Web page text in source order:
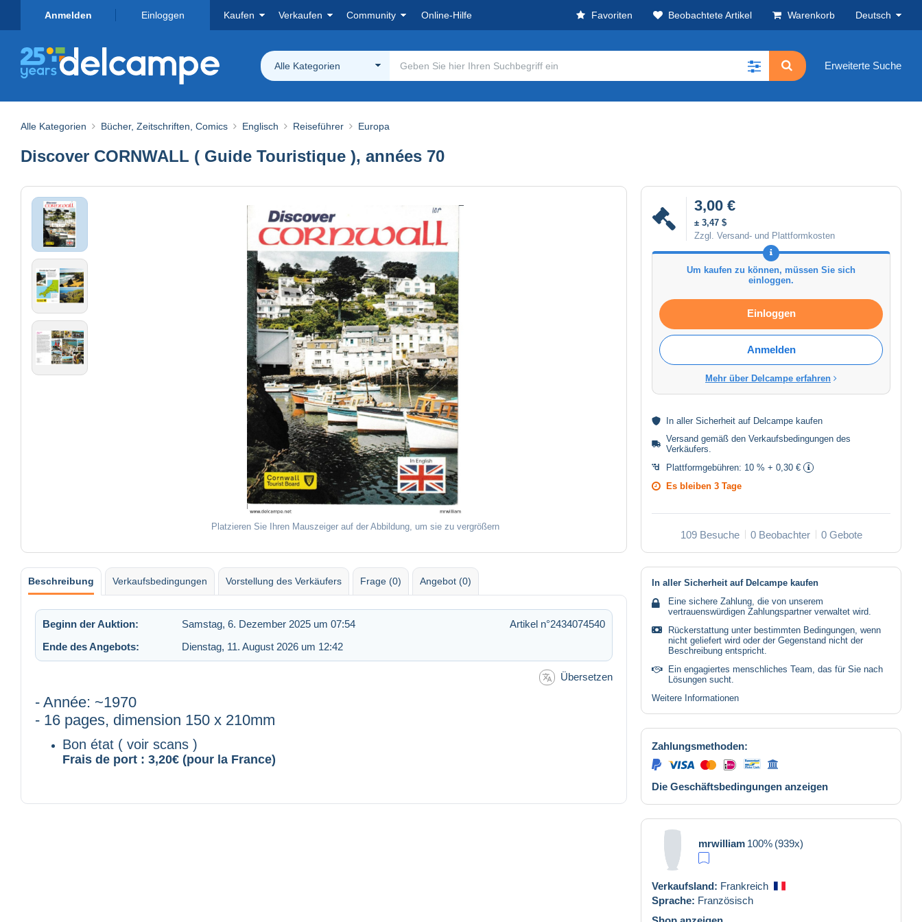
Anmelden Einloggen Kaufen Verkaufen Community Online-Hilfe Favoriten Beobachtete Artikel Warenkorb Deutsch
Alle Kategorien Erweiterte Suche
Alle Kategorien Bücher, Zeitschriften, Comics Englisch Reiseführer Europa
Discover CORNWALL ( Guide Touristique ), années 70
Platzieren Sie Ihren Mauszeiger auf der Abbildung, um sie zu vergrößern
3,00 €
± 3,47 $
Zzgl. Versand- und Plattformkosten
Um kaufen zu können, müssen Sie sich
einloggen.
Einloggen
Anmelden
Mehr über Delcampe erfahren
In aller Sicherheit auf Delcampe kaufen
Versand gemäß den Verkaufsbedingungen des
Verkäufers
Plattformgebühren: 10 % + 0,30 €
Es bleiben 3 Tage
109 Besuche 0 Beobachter 0 Gebote
Beschreibung Verkaufsbedingungen Vorstellung des Verkäufers Frage (0) Angebot (0)
Beginn der Auktion: Samstag, 6. Dezember 2025 um 07:54
Artikel n°2434074540
Ende des Angebots:
Dienstag, 11. August 2026 um 12:42
Übersetzen
- Année: ~1970
- 16 pages, dimension 150 x 210mm
Bon état ( voir scans )
Frais de port : 3,20€ (pour la France)
In aller Sicherheit auf Delcampe kaufen
Eine sichere Zahlung, die von unserem
vertrauenswürdigen Zahlungspartner verwaltet wird.
Rückerstattung unter bestimmten Bedingungen, wenn
nicht geliefert wird oder der Gegenstand nicht der
Beschreibung entspricht.
Ein engagiertes menschliches Team, das für Sie nach
Lösungen sucht.
Weitere Informationen
Zahlungsmethoden:
Die Geschäftsbedingungen anzeigen
mrwilliam 100% (939x)
Verkaufsland: Frankreich
Sprache: Französisch